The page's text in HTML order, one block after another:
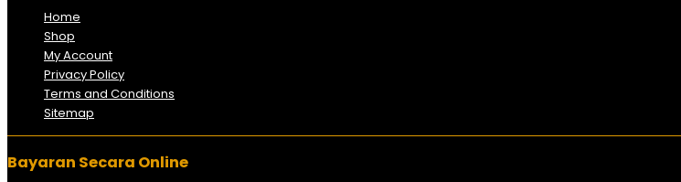
Home
Shop
My Account
Privacy Policy
Terms and Conditions
Sitemap
Bayaran Secara Online